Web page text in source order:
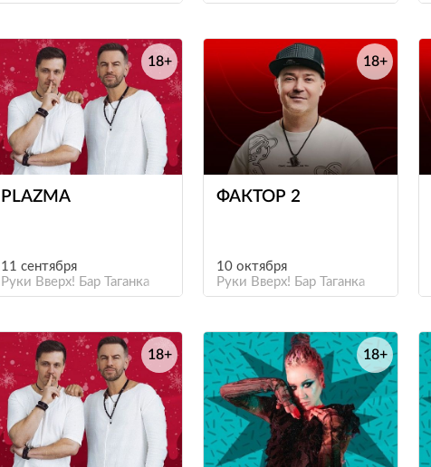
PLAZMA
11 сентября
Руки Вверх! Бар Таганка
18+
е
ФАКТОР 2
10 октября
Руки Вверх! Бар Таганка
18+
18+
е
18+